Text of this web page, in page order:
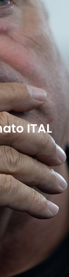
ITAL